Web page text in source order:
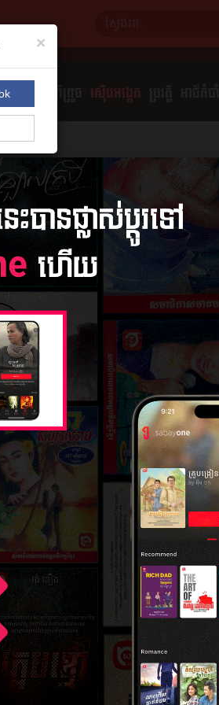
គុននិយម ស៊ើបអង្កេត
សង្ខេប ភាគ
វគ្គទី១ ក្អែបខ្មៅ
វគ្គទី៣ ស្រមោល
២៤ តុលា ២០២១
វគ្គទី៦ ក្អែបខ្មៅជាអ...
×